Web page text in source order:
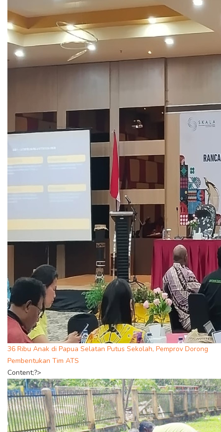
36 Ribu Anak di Papua Selatan Putus Sekolah, Pemprov Dorong
Pembentukan Tim ATS
Content;?>